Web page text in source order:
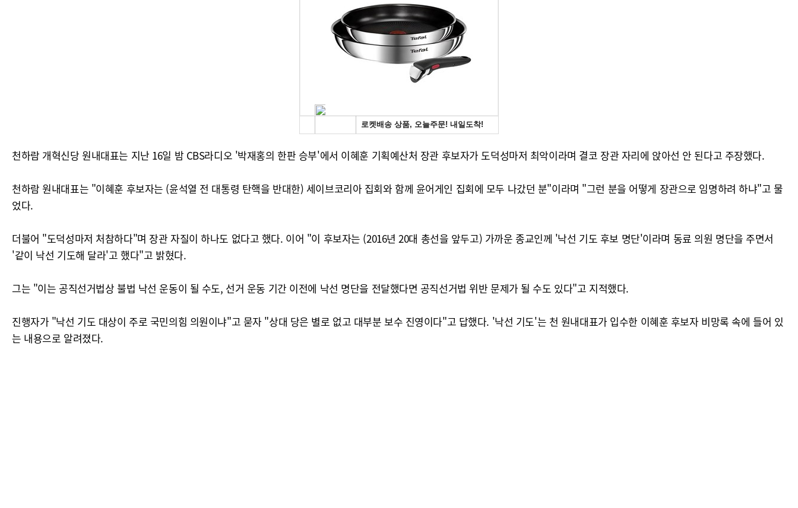
천하람 개혁신당 원내대표는 지난 16일 밤 CBS라디오 '박재홍의 한판 승부'에서 이혜훈 기획예산처 장관 후보자가 도덕성마저 최악이라며 결코 장관 자리에 앉아선 안 된다고 주장했다.
천하람 원내대표는 "이혜훈 후보자는 (윤석열 전 대통령 탄핵을 반대한) 세이브코리아 집회와 함께 윤어게인 집회에 모두 나갔던 분"이라며 "그런 분을 어떻게 장관으로 임명하려 하냐"고 물
었다.
더불어 "도덕성마저 처참하다"며 장관 자질이 하나도 없다고 했다. 이어 "이 후보자는 (2016년 20대 총선을 앞두고) 가까운 종교인께 '낙선 기도 후보 명단'이라며 동료 의원 명단을 주면서
'같이 낙선 기도해 달라'고 했다"고 밝혔다.
그는 "이는 공직선거법상 불법 낙선 운동이 될 수도, 선거 운동 기간 이전에 낙선 명단을 전달했다면 공직선거법 위반 문제가 될 수도 있다"고 지적했다.
진행자가 "낙선 기도 대상이 주로 국민의힘 의원이냐"고 묻자 "상대 당은 별로 없고 대부분 보수 진영이다"고 답했다. '낙선 기도'는 천 원내대표가 입수한 이혜훈 후보자 비망록 속에 들어 있
는 내용으로 알려졌다.